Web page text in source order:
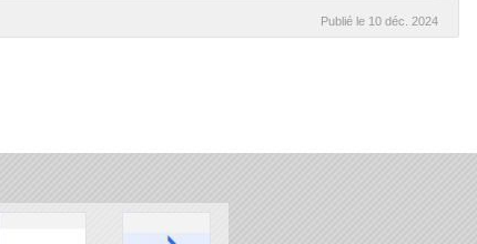
Publié le 10 déc. 2024